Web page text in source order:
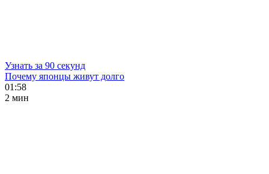
Узнать за 90 секунд
Почему японцы живут долго
01:58
2 мин